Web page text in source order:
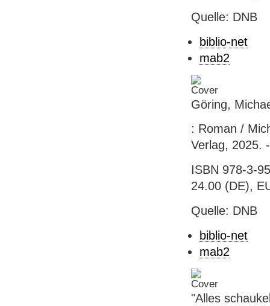
Quelle: DNB
biblio-net
mab2
Göring,
: Roman /
Verlag, 2025.
ISBN 978-3-
24.00 (DE),
Quelle: DNB
biblio-net
mab2
"Alles